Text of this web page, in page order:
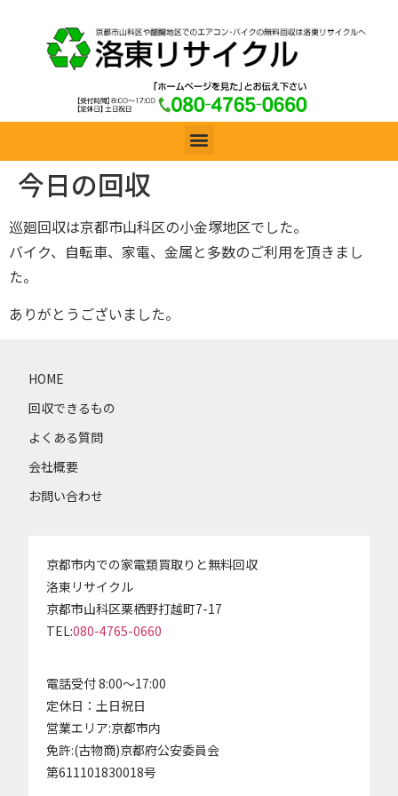
今日の回収
巡廻回収は京都市山科区の小金塚地区でした。
バイク、自転車、家電、金属と多数のご利用を頂きまし
た。
ありがとうございました。
HOME
回収できるもの
よくある質問
会社概要
お問い合わせ
京都市内での家電類買取りと無料回収
洛東リサイクル
京都市山科区栗栖野打越町7-17
TEL:080-4765-0660
電話受付 8:00～17:00
定休日：土日祝日
営業エリア:京都市内
免許:(古物商)京都府公安委員会
第611101830018号